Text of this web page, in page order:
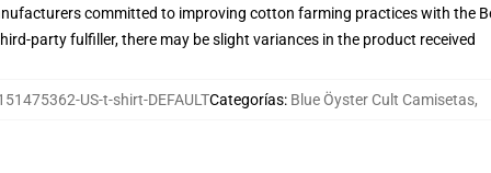
committed to improving cotton farming practices with the
party fulfiller, there may be slight variances in the product received
US-t-shirt-DEFAULTCategorías: Blue Öyster Cult Camisetas,